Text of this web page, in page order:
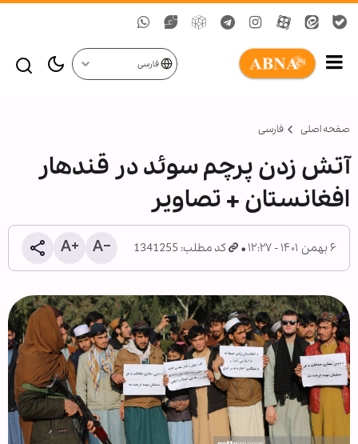
فارسی
صفحه اصلی فارسی
آتش زدن پرچم سوئد در قندهار
افغانستان + تصاویر
۶ بهمن ۱۴۰۱ - ۱۲:۲۷ کد مطلب: 1341255